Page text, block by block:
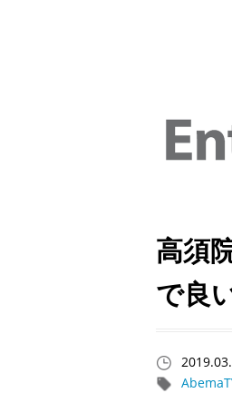
高須
で良